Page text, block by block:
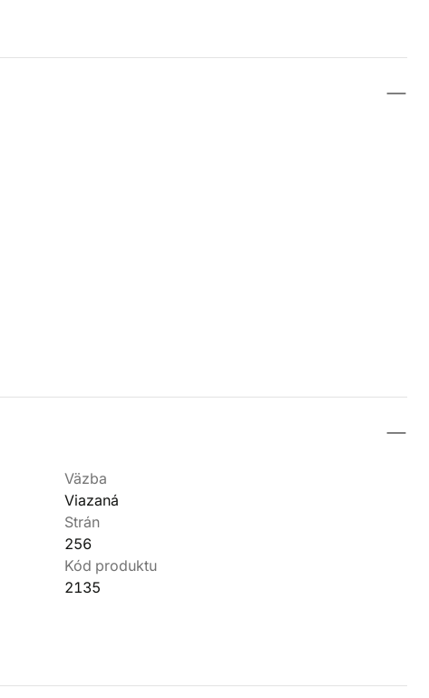
Väzba
Viazaná
Strán
256
Kód produktu
2135